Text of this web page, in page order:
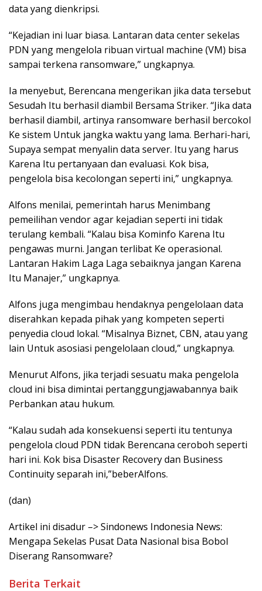
data yang dienkripsi.
“Kejadian ini luar biasa. Lantaran data center sekelas
PDN yang mengelola ribuan virtual machine (VM) bisa
sampai terkena ransomware,” ungkapnya.
Ia menyebut, Berencana mengerikan jika data tersebut
Sesudah Itu berhasil diambil Bersama Striker. “Jika data
berhasil diambil, artinya ransomware berhasil bercokol
Ke sistem Untuk jangka waktu yang lama. Berhari-hari,
Supaya sempat menyalin data server. Itu yang harus
Karena Itu pertanyaan dan evaluasi. Kok bisa,
pengelola bisa kecolongan seperti ini,” ungkapnya.
Alfons menilai, pemerintah harus Menimbang
pemeilihan vendor agar kejadian seperti ini tidak
terulang kembali. “Kalau bisa Kominfo Karena Itu
pengawas murni. Jangan terlibat Ke operasional.
Lantaran Hakim Laga Laga sebaiknya jangan Karena
Itu Manajer,” ungkapnya.
Alfons juga mengimbau hendaknya pengelolaan data
diserahkan kepada pihak yang kompeten seperti
penyedia cloud lokal. “Misalnya Biznet, CBN, atau yang
lain Untuk asosiasi pengelolaan cloud,” ungkapnya.
Menurut Alfons, jika terjadi sesuatu maka pengelola
cloud ini bisa dimintai pertanggungjawabannya baik
Perbankan atau hukum.
“Kalau sudah ada konsekuensi seperti itu tentunya
pengelola cloud PDN tidak Berencana ceroboh seperti
hari ini. Kok bisa Disaster Recovery dan Business
Continuity separah ini,”beberAlfons.
(dan)
Artikel ini disadur –> Sindonews Indonesia News:
Mengapa Sekelas Pusat Data Nasional bisa Bobol
Diserang Ransomware?
Berita Terkait